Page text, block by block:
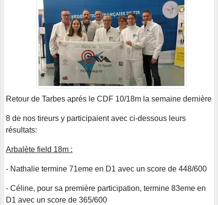
Retour de Tarbes aprés le CDF 10/18m la semaine dernière
8 de nos tireurs y participaient avec ci-dessous leurs
résultats:
Arbalète field 18m :
- Nathalie termine 71eme en D1 avec un score de 448/600
- Céline, pour sa première participation, termine 83eme en
D1 avec un score de 365/600